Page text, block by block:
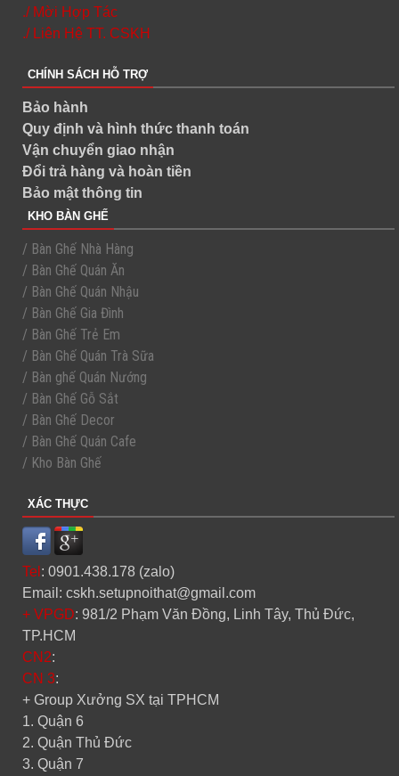
./ Mời Hợp Tác
./ Liên Hệ TT. CSKH
CHÍNH SÁCH HỖ TRỢ
Bảo hành
Quy định và hình thức thanh toán
Vận chuyển giao nhận
Đổi trả hàng và hoàn tiền
Bảo mật thông tin
KHO BÀN GHẾ
/ Bàn Ghế Nhà Hàng
/ Bàn Ghế Quán Ăn
/ Bàn Ghế Quán Nhậu
/ Bàn Ghế Gia Đình
/ Bàn Ghế Trẻ Em
/ Bàn Ghế Quán Trà Sữa
/ Bàn ghế Quán Nướng
/ Bàn Ghế Gỗ Sắt
/ Bàn Ghế Decor
/ Bàn Ghế Quán Cafe
/ Kho Bàn Ghế
XÁC THỰC
Tel : 0901.438.178 (zalo)
Email: cskh.setupnoithat@gmail.com
+ VPGD: 981/2 Phạm Văn Đồng, Linh Tây, Thủ Đức,
TP.HCM
CN2:
CN 3:
+ Group Xưởng SX tại TPHCM
1. Quận 6
2. Quận Thủ Đức
3. Quận 7